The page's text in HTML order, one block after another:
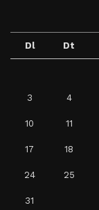
Dl Dt
3 4
10 11
17 18
24 25
31